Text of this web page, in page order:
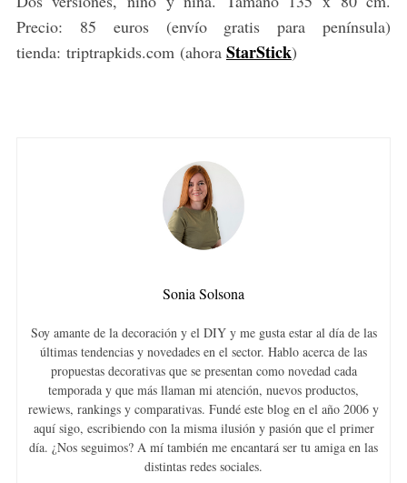
Precio: 85 euros (envío gratis para península)
tienda: triptrapkids.com (ahora StarStick)
Sonia Solsona
Soy amante de la decoración y el DIY y me gusta estar al día de las
últimas tendencias y novedades en el sector. Hablo acerca de las
propuestas decorativas que se presentan como novedad cada
temporada y que más llaman mi atención, nuevos productos,
rewiews, rankings y comparativas. Fundé este blog en el año 2006 y
aquí sigo, escribiendo con la misma ilusión y pasión que el primer
día. ¿Nos seguimos? A mí también me encantará ser tu amiga en las
distintas redes sociales.